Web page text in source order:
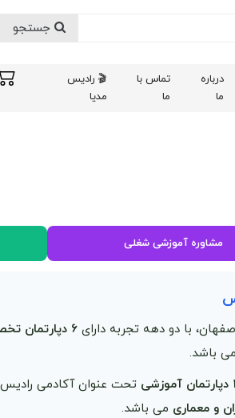
درباره
ما
تماس با
ما
🎬 رادیس
مدیا
مشاوره آموزشی شغلی
با دو دهه تجربه دارای ۶ دپارتمان تخصصی
می باشد.
۱ دپارتمان آموزشی
تحت عنوان آکادمی
و معماری می باشد.